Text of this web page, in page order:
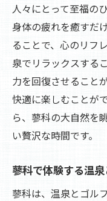
人々にとって至福の
身体の疲れを癒すだ
ることで、心のリフ
泉でリラックスする
力を回復させること
快適に楽しむことが
ら、蓼科の大自然を
い贅沢な時間です。
蓼科で体験する温
蓼科は、温泉とゴル